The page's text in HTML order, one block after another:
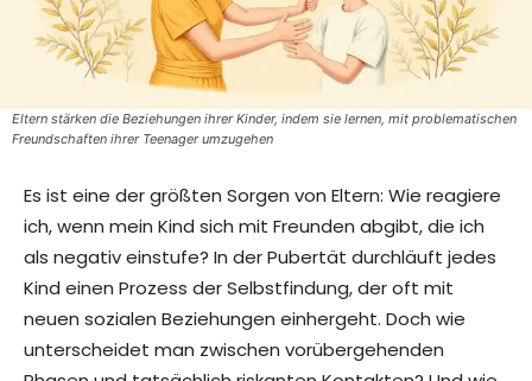
Eltern stärken die Beziehungen ihrer Kinder, indem sie lernen, mit problematischen
Freundschaften ihrer Teenager umzugehen
Es ist eine der größten Sorgen von Eltern: Wie reagiere
ich, wenn mein Kind sich mit Freunden abgibt, die ich
als negativ einstufe? In der Pubertät durchläuft jedes
Kind einen Prozess der Selbstfindung, der oft mit
neuen sozialen Beziehungen einhergeht. Doch wie
unterscheidet man zwischen vorübergehenden